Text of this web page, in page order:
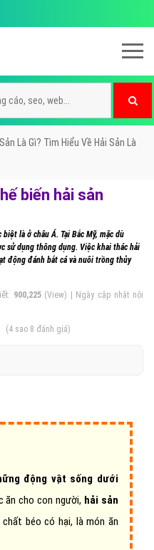
Là Gì? Tìm Hiểu Về Hải Sản Là
biến hải sản
là ở châu Á. Tại Bắc Mỹ, mặc dù
sử dụng thông dụng. Việc khai thác hải
động đánh bắt cá và nuôi trồng thủy
900,225(View) | Ngày cập nhật nội
(4 sao 8 đánh giá)
động vật sống dưới
cho con người, hải sản
chất béo có hại, là món ăn